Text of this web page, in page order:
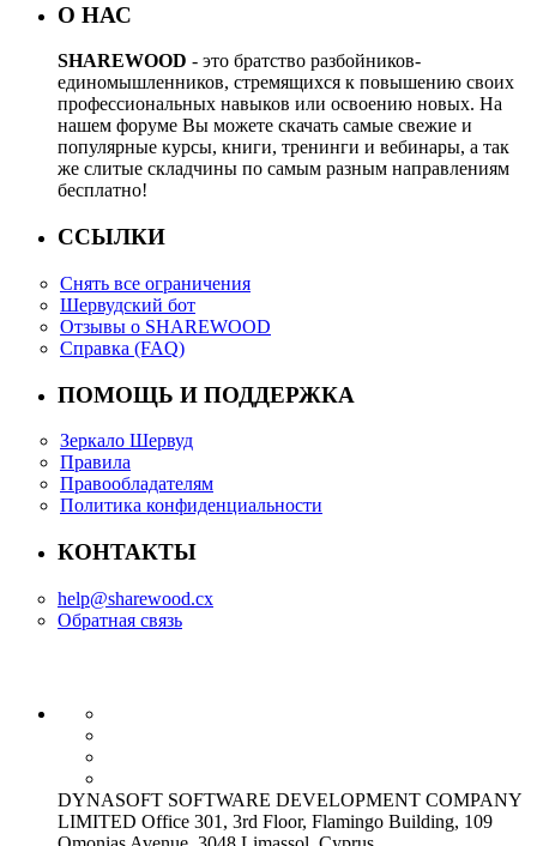
О НАС
SHAREWOOD - это братство разбойников-
единомышленников, стремящихся к повышению своих
профессиональных навыков или освоению новых. На
нашем форуме Вы можете скачать самые свежие и
популярные курсы, книги, тренинги и вебинары, а так
же слитые складчины по самым разным направлениям
бесплатно!
ССЫЛКИ
Снять все ограничения
Шервудский бот
Отзывы о SHAREWOOD
Справка (FAQ)
ПОМОЩЬ И ПОДДЕРЖКА
Зеркало Шервуд
Правила
Правообладателям
Политика конфиденциальности
КОНТАКТЫ
help@sharewood.cx
Обратная связь
DYNASOFT SOFTWARE DEVELOPMENT COMPANY
LIMITED Office 301, 3rd Floor, Flamingo Building, 109